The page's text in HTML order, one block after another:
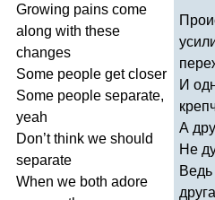
Growing pains come
along with these
changes
Some people get closer
Some people separate,
yeah
Don’t think we should
separate
When we both adore
И
А
Не